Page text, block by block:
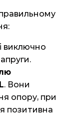
виключно
L. Вони
опору, при
позитивна